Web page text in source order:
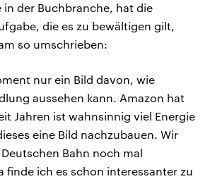
in der Buchbranche, hat die
die es zu bewältigen gilt,
so umschrieben:
nur ein Bild davon, wie
aussehen kann. Amazon hat
Jahren ist wahnsinnig viel Energie
eine Bild nachzubauen. Wir
Bahn noch mal
finde ich es schon interessanter zu